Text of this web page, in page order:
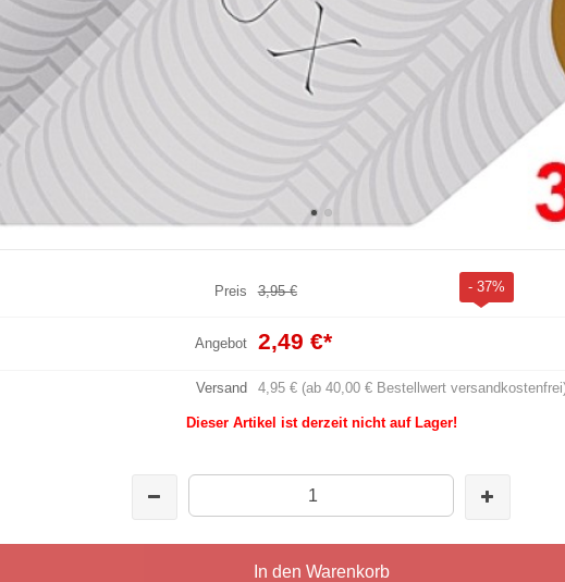
Preis 3,95 € - 37%
Angebot 2,49 €*
Versand 4,95 € (ab 40,00 € Bestellwert
Dieser Artikel ist derzeit nicht auf Lager!
In den Warenkorb